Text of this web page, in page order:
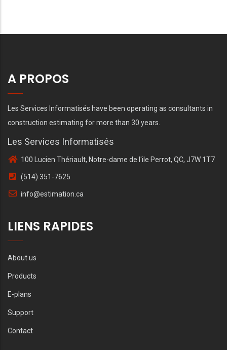
A PROPOS
Les Services Informatisés have been operating as consultants in
construction estimating for more than 30 years.
Les Services Informatisés
100 Lucien Thériault, Notre-dame de l'ile Perrot, QC, J7W 1T7
(514) 351-7625
info@estimation.ca
LIENS RAPIDES
About us
Products
E-plans
Support
Contact